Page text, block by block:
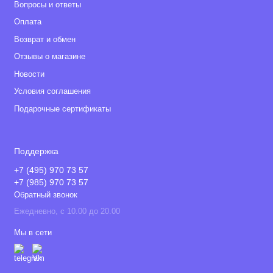
Вопросы и ответы
Оплата
Возврат и обмен
Отзывы о магазине
Новости
Условия соглашения
Подарочные сертификаты
Поддержка
+7 (495) 970 73 57
+7 (985) 970 73 57
Обратный звонок
Ежедневно, с 10.00 до 20.00
Мы в сети